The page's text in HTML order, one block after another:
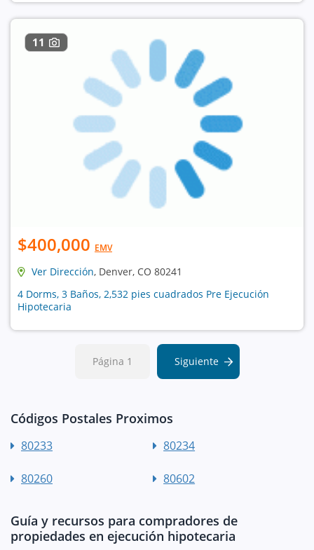
11
$400,000 EMV
Ver Dirección, Denver, CO 80241
4 Dorms, 3 Baños, 2,532 pies cuadrados Pre Ejecución
Hipotecaria
Página 1 Siguiente
Códigos Postales Proximos
80233 80234
80260 80602
Guía y recursos para compradores de
propiedades en ejecución hipotecaria